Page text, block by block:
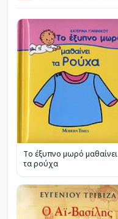
Το έξυπνο μωρό μαθαίνει
τα ρούχα